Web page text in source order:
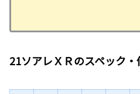
21ソアレＸＲのスペック